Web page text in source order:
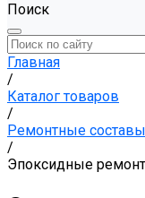
Поиск
Главная
/
Каталог товаров
/
Ремонтные составы
/
Эпоксидные